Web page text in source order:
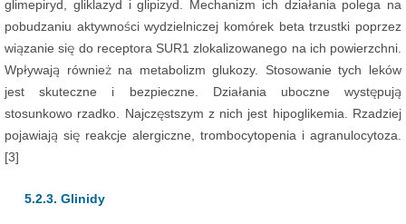
glimepiryd, gliklazyd i glipizyd. Mechanizm ich działania polega na
pobudzaniu aktywności wydzielniczej komórek beta trzustki poprzez
wiązanie się do receptora SUR1 zlokalizowanego na ich powierzchni.
Wpływają również na metabolizm glukozy. Stosowanie tych leków
jest skuteczne i bezpieczne. Działania uboczne występują
stosunkowo rzadko. Najczęstszym z nich jest hipoglikemia. Rzadziej
pojawiają się reakcje alergiczne, trombocytopenia i agranulocytoza.
[3]
5.2.3. Glinidy